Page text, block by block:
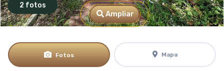
2 fotos
Ampliar
Fotos Mapa